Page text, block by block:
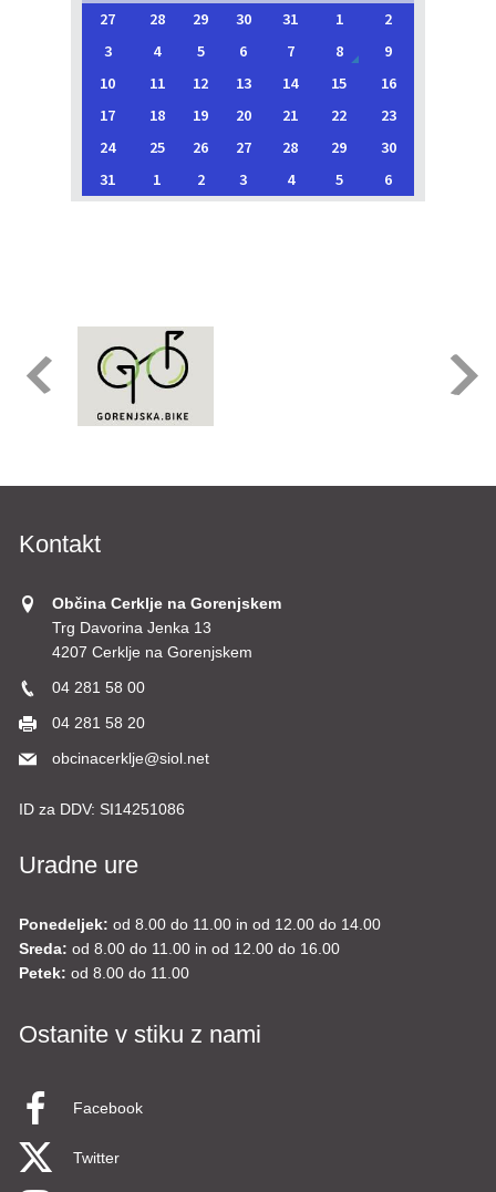
27 28 29 30 31 1
2
3
4 5 6 7 8
9
10
11 12 13 14 15
16
17
18 19 20 21 22
23
24
25 26 27 28 29
30
31
1 2 3 4 5 6
Kontakt
Občina Cerklje na Gorenjskem
Trg Davorina Jenka 13
4207 Cerklje na Gorenjskem
04 281 58 00
04 281 58 20
obcinacerklje@siol.net
ID za DDV: SI14251086
Uradne ure
Ponedeljek: od 8.00 do 11.00 in od 12.00 do 14.00
Sreda: od 8.00 do 11.00 in od 12.00 do 16.00
Petek: od 8.00 do 11.00
Ostanite v stiku z nami
Facebook
Twitter